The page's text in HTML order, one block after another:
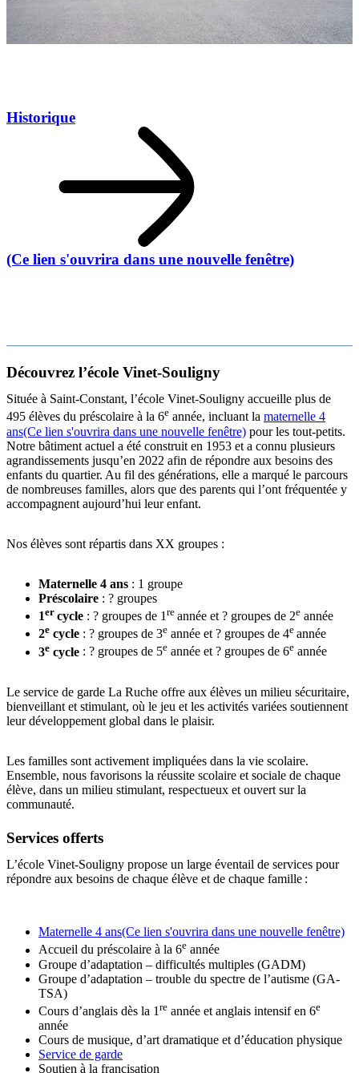
Historique
(Ce lien s'ouvrira dans une nouvelle fenêtre)
Découvrez l’école Vinet-Souligny
Située à Saint-Constant, l’école Vinet-Souligny accueille plus de
495 élèves du préscolaire à la 6e année, incluant la maternelle 4
ans(Ce lien s'ouvrira dans une nouvelle fenêtre) pour les tout-petits.
Notre bâtiment actuel a été construit en 1953 et a connu plusieurs
agrandissements jusqu’en 2022 afin de répondre aux besoins des
enfants du quartier. Au fil des générations, elle a marqué le parcours
de nombreuses familles, alors que des parents qui l’ont fréquentée y
accompagnent aujourd’hui leur enfant.
Nos élèves sont répartis dans XX groupes :
Maternelle 4 ans : 1 groupe
Préscolaire : ? groupes
1er cycle : ? groupes de 1 re année et ? groupes de 2e année
2e cycle : ? groupes de 3e année et ? groupes de 4e année
3e cycle : ? groupes de 5e année et ? groupes de 6e année
Le service de garde La Ruche offre aux élèves un milieu sécuritaire,
bienveillant et stimulant, où le jeu et les activités variées soutiennent
leur développement global dans le plaisir.
Les familles sont activement impliquées dans la vie scolaire.
Ensemble, nous favorisons la réussite scolaire et sociale de chaque
élève, dans un milieu stimulant, respectueux et ouvert sur la
communauté.
Services offerts
L’école Vinet-Souligny propose un large éventail de services pour
répondre aux besoins de chaque élève et de chaque famille :
Maternelle 4 ans(Ce lien s'ouvrira dans une nouvelle fenêtre)
Accueil du préscolaire à la 6e année
Groupe d’adaptation – difficultés multiples (GADM)
Groupe d’adaptation – trouble du spectre de l’autisme (GA-
TSA)
Cours d’anglais dès la 1 re année et anglais intensif en 6e
année
Cours de musique, d’art dramatique et d’éducation physique
Service de garde
Soutien à la francisation